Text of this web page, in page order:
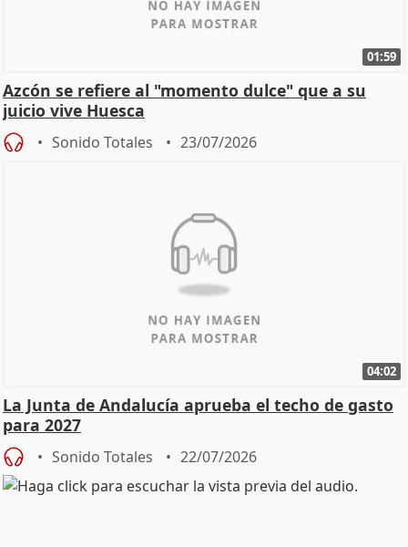
01:59
Azcón se refiere al "momento dulce" que a su
juicio vive Huesca
Sonido Totales 23/07/2026
04:02
La Junta de Andalucía aprueba el techo de gasto
para 2027
Sonido Totales 22/07/2026